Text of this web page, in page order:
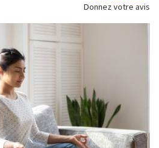
Donnez votre avis